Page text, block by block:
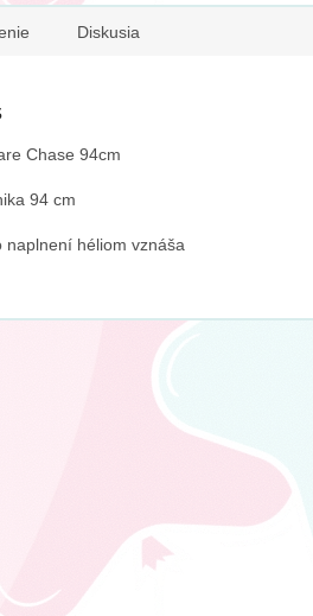
Diskusia
Chase 94cm
94 cm
naplnení héliom vznáša